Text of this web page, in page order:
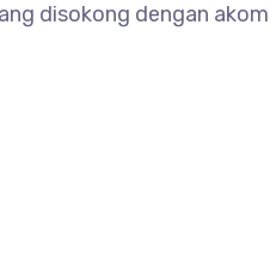
disokong dengan